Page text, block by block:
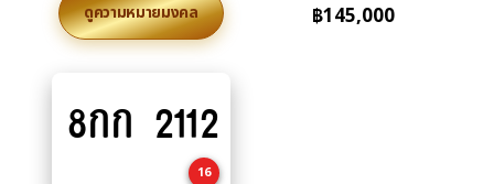
ดูความหมายมงคล ฿145,000
to
8กก 2112
16